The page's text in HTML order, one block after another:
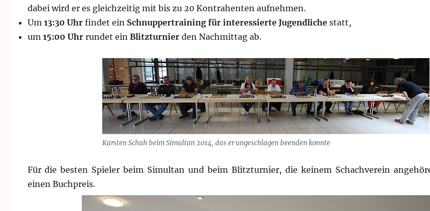
dabei wird er es gleichzeitig mit bis zu 20 Kontrahenten aufnehmen.
Um 13:30 Uhrfindet ein Schnuppertraining für interessierte Jugendlichestatt,
um 15:00 Uhrrundet ein Blitzturnierden Nachmittag ab.
Karsten Schuh beim Simultan 2014, das er ungeschlagen beenden konnte
Für die besten Spieler beim Simultan und beim Blitzturnier, die keinem Schachverein
einen Buchpreis.